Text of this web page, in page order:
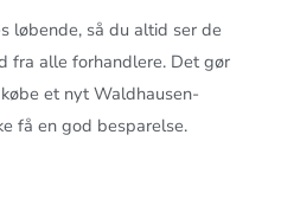
løbende, så du altid ser de
fra alle forhandlere. Det gør
et nyt Waldhausen-
få en god besparelse.